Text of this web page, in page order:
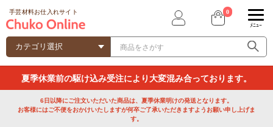
手芸材料お仕入れサイト 0
ﾒﾆｭｰ
夏季休業前の駆け込み受注により大変混み合っております。
6日以降にご注文いただいた商品は、夏季休業明けの発送となります。
お客様にはご不便をおかけいたしますが何卒ご了承いただきますようお願い申し上げま
す。